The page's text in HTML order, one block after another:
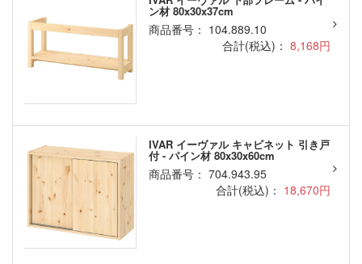
ン材 80x30x37cm
商品番号： 104.889.10
合計(税込)： 8,168円
IVAR イーヴァル キャビネット 引き戸
付 - パイン材 80x30x60cm
商品番号： 704.943.95
合計(税込)： 18,670円